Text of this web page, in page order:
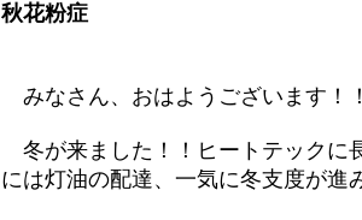
秋花粉症
みなさん、おはようございます！
冬が来ました！！ヒートテックに
には灯油の配達、一気に冬支度が進